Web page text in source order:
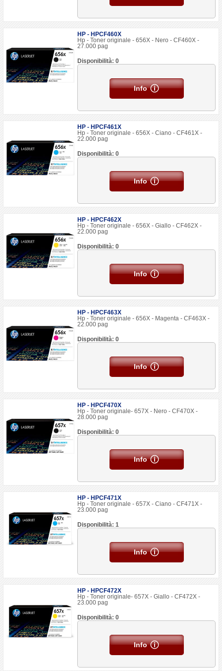
HP - HPCF460X
Hp - Toner originale - 656X - Nero - CF460X -
27.000 pag
Disponibilità: 0
Info
HP - HPCF461X
Hp - Toner originale - 656X - Ciano - CF461X -
22.000 pag
Disponibilità: 0
Info
HP - HPCF462X
Hp - Toner originale - 656X - Giallo - CF462X -
22.000 pag
Disponibilità: 0
Info
HP - HPCF463X
Hp - Toner originale - 656X - Magenta - CF463X -
22.000 pag
Disponibilità: 0
Info
HP - HPCF470X
Hp - Toner originale- 657X - Nero - CF470X -
28.000 pag
Disponibilità: 0
Info
HP - HPCF471X
Hp - Toner originale - 657X - Ciano - CF471X -
23.000 pag
Disponibilità: 1
Info
HP - HPCF472X
Hp - Toner originale- 657X - Giallo - CF472X -
23.000 pag
Disponibilità: 0
Info